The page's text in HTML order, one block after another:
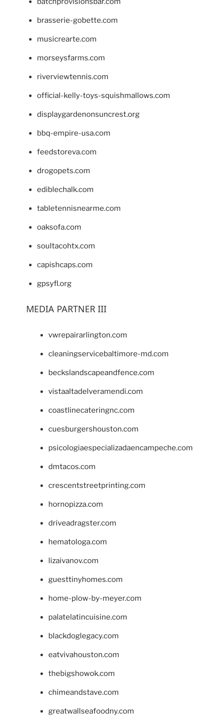
brasserie-gobette.com
musicrearte.com
morseysfarms.com
riverviewtennis.com
official-kelly-toys-squishmallows.com
displaygardenonsuncrest.org
bbq-empire-usa.com
feedstoreva.com
drogopets.com
ediblechalk.com
tabletennisnearme.com
oaksofa.com
soultacohtx.com
capishcaps.com
gpsyfl.org
MEDIA PARTNER III
vwrepairarlington.com
cleaningservicebaltimore-md.com
beckslandscapeandfence.com
vistaaltadelveramendi.com
coastlinecateringnc.com
cuesburgershouston.com
psicologiaespecializadaencampeche.com
dmtacos.com
crescentstreetprinting.com
hornopizza.com
driveadragster.com
hematologa.com
lizaivanov.com
guesttinyhomes.com
home-plow-by-meyer.com
palatelatincuisine.com
blackdoglegacy.com
eatvivahouston.com
thebigshowok.com
chimeandstave.com
greatwallseafoodny.com